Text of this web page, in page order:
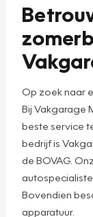
Op zoek naar
Bij Vakgarage
beste service
bedrijf is
de BOVAG.
Bovendien
apparatuur.